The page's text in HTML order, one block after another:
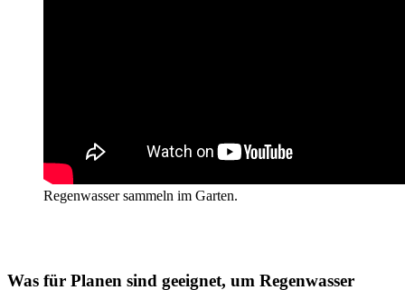
Regenwasser sammeln im Garten.
Was für Planen sind geeignet, um Regenwasser